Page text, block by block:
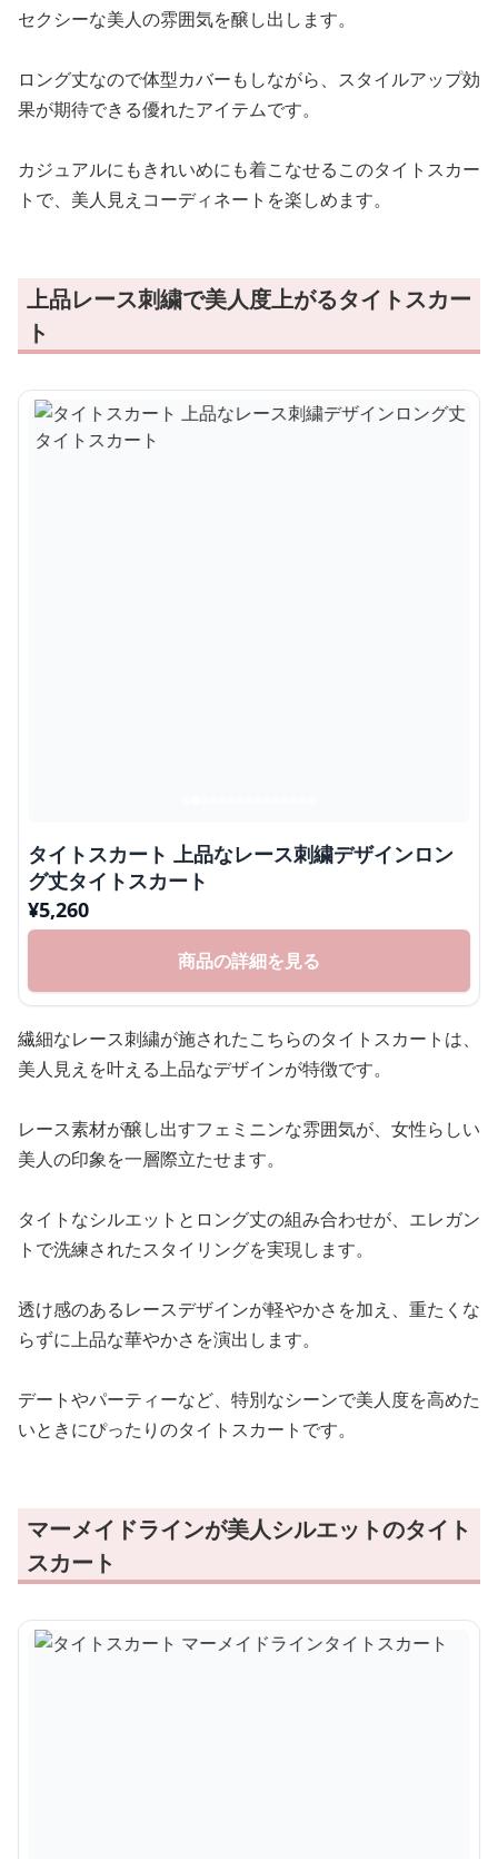
セクシーな美人の雰囲気を醸し出します。
ロング丈なので体型カバーもしながら、スタイルアップ効
果が期待できる優れたアイテムです。
カジュアルにもきれいめにも着こなせるこのタイトスカー
トで、美人見えコーディネートを楽しめます。
上品レース刺繍で美人度上がるタイトスカー
ト
タイトスカート 上品なレース刺繍デザインロン
グ丈タイトスカート
¥5,260
商品の詳細を見る
繊細なレース刺繍が施されたこちらのタイトスカートは、
美人見えを叶える上品なデザインが特徴です。
レース素材が醸し出すフェミニンな雰囲気が、女性らしい
美人の印象を一層際立たせます。
タイトなシルエットとロング丈の組み合わせが、エレガン
トで洗練されたスタイリングを実現します。
透け感のあるレースデザインが軽やかさを加え、重たくな
らずに上品な華やかさを演出します。
デートやパーティーなど、特別なシーンで美人度を高めた
いときにぴったりのタイトスカートです。
マーメイドラインが美人シルエットのタイト
スカート